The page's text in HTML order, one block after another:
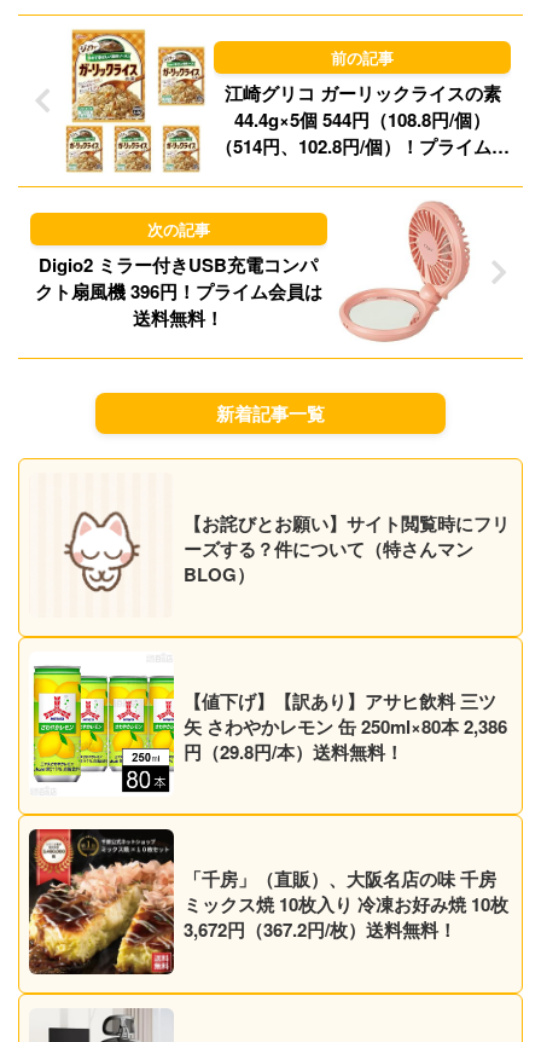
o
n
y
江崎グリコ ガーリックライスの素
44.4g×5個 544円（108.8円/個）
（514円、102.8円/個）！プライム会
Digio2 ミラー付きUSB充電コンパ
クト扇風機 396円！プライム会員は
送料無料！
新着記事一覧
【お詫びとお願い】サイト閲覧時にフリ
ーズする？件について（特さんマン
BLOG）
【値下げ】【訳あり】アサヒ飲料 三ツ
矢 さわやかレモン 缶 250ml×80本 2,386
円（29.8円/本）送料無料！
「千房」（直販）、大阪名店の味 千房
ミックス焼 10枚入り 冷凍お好み焼 10枚
3,672円（367.2円/枚）送料無料！